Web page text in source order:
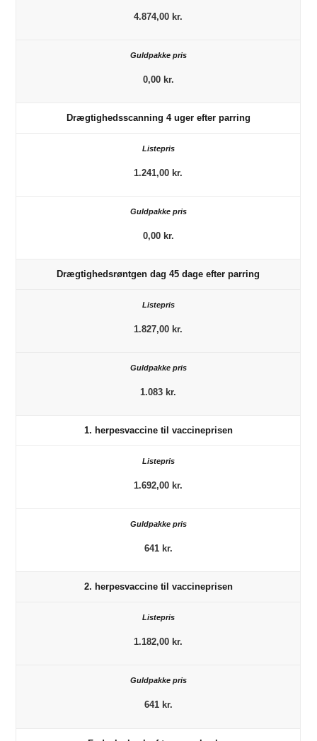
4.874,00 kr.
0,00 kr.
Drægtighedsscanning 4 uger efter parring
1.241,00 kr.
0,00 kr.
Drægtighedsrøntgen dag 45 dage efter parring
1.827,00 kr.
1.083 kr.
1. herpesvaccine til vaccineprisen
1.692,00 kr.
641 kr.
2. herpesvaccine til vaccineprisen
1.182,00 kr.
641 kr.